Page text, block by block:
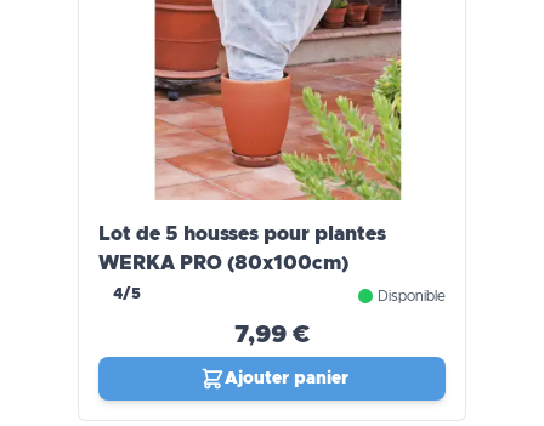
Lot de 5 housses pour plantes
WERKA PRO (80x100cm)
4/5 Disponible
7,99 €
Ajouter panier